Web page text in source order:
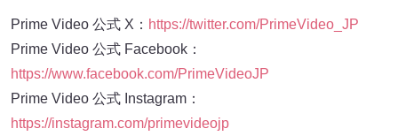
Prime Video 公式 X： https://twitter.com/PrimeVideo_JP
Prime Video 公式 Facebook：
https://www.facebook.com/PrimeVideoJP
Prime Video 公式 Instagram：
https://instagram.com/primevideojp